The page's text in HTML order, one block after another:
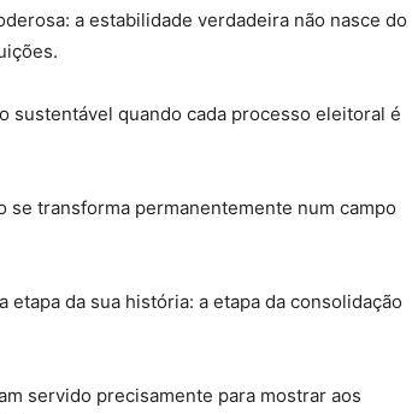
a estabilidade verdadeira não nasce do
sustentável quando cada processo eleitoral é
se transforma permanentemente num campo
da sua história: a etapa da consolidação
servido precisamente para mostrar aos